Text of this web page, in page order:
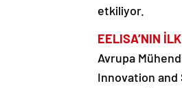
etkiliyor.
EELISA’NIN
Avrupa
Innovation and